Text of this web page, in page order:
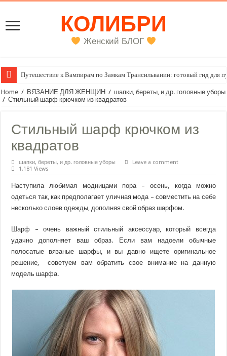
КОЛИБРИ
Женский БЛОГ
Путешествие к Вампирам по Замкам Трансильвании: готовый гид для
Женский внутренний голос
Home / ВЯЗАНИЕ ДЛЯ ЖЕНЩИН / шапки, береты, и др. головные уборы
/ Стильный шарф крючком из квадратов
Стильный шарф крючком из
квадратов
шапки, береты, и др. головные уборы
Leave a comment
1,181 Views
Наступила любимая модницами пора – осень, когда можно
одеться так, как предполагает уличная мода – совместить на себе
несколько слоев одежды, дополняя свой образ шарфом.
Шарф – очень важный стильный аксессуар, который всегда
удачно дополняет ваш образ. Если вам надоели обычные
полосатые вязаные шарфы, и вы давно ищете оригинальное
решение, советуем вам обратить свое внимание на данную
модель шарфа.